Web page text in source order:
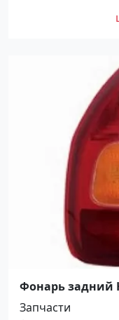
Фонарь задний
Краснодар
Запчасти